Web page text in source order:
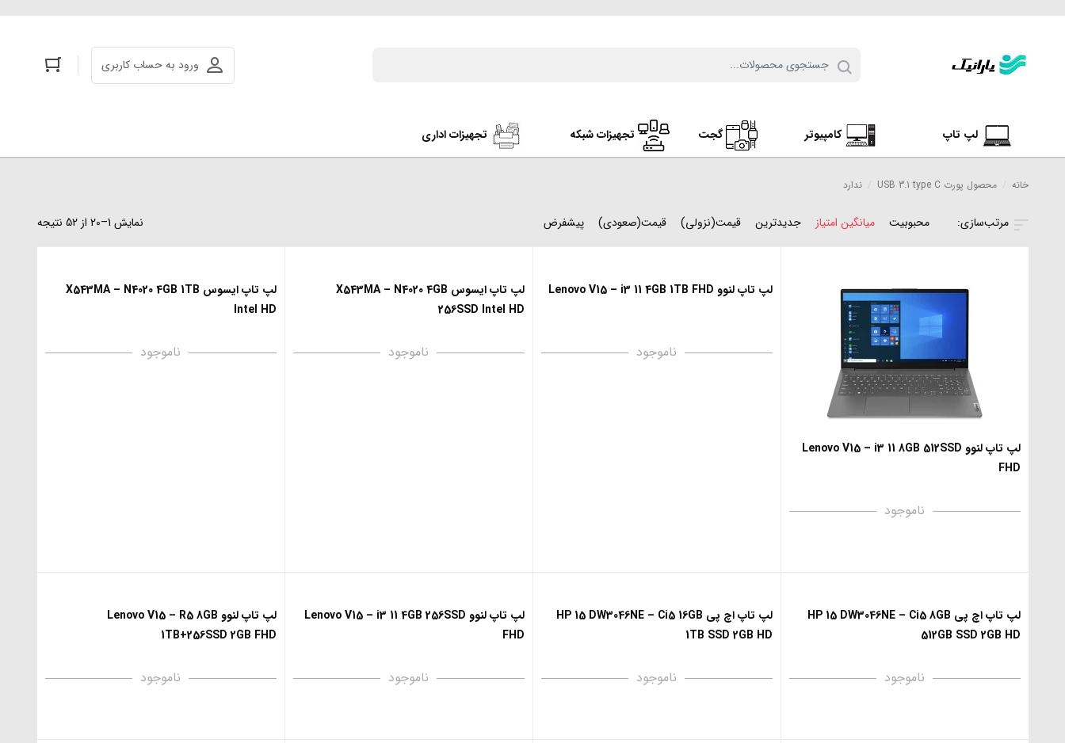
ورود به حساب کاربری
لپ تاپ کامپیوتر گجت تجهیزات شبکه تجهیزات اداری
خانه محصول پورت USB 3.1 type C ندارد
نمایش 1–20 از 52 نتیجه محبوبیت میانگین امتیاز جدیدترین قیمت(نزولی) قیمت(صعودی) پیشفرض
لپ تاپ لنوو Lenovo V15 – i3 11 8GB 512SSD
FHD
ناموجود
لپ تاپ لنوو Lenovo V15 – i3 11 4GB 1TB FHD
ناموجود
لپ تاپ ایسوس X543MA – N4020 4GB
256SSD Intel HD
ناموجود
لپ تاپ ایسوس X543MA – N4020 4GB 1TB
Intel HD
ناموجود
لپ تاپ اچ پی HP 15 DW3046NE – Ci5 8GB
512GB SSD 2GB HD
ناموجود
لپ تاپ اچ پی HP 15 DW3046NE – Ci5 16GB
1TB SSD 2GB HD
ناموجود
لپ تاپ لنوو Lenovo V15 – i3 11 4GB 256SSD
FHD
ناموجود
لپ تاپ لنوو Lenovo V15 – R5 8GB
1TB+256SSD 2GB FHD
ناموجود